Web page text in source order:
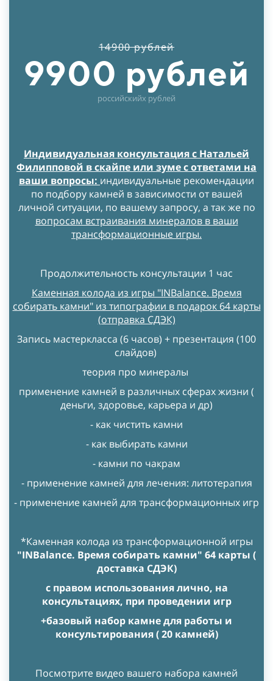
14900 рублей
9900 рублей
российскийх рублей
Индивидуальная консультация с Натальей
Филипповой в скайпе или зуме с ответами на
ваши вопросы: индивидуальные рекомендации
по подбору камней в зависимости от вашей
личной ситуации, по вашему запросу, а так же по
вопросам встраивания минералов в ваши
трансформационные игры.
Продолжительность консультации 1 час
Каменная колода из игры "INBalance. Время
собирать камни" из типографии в подарок 64 карты
(отправка СДЭК)
Запись мастеркласса (6 часов) + презентация (100
слайдов)
теория про минералы
применение камней в различных сферах жизни (
деньги, здоровье, карьера и др)
- как чистить камни
- как выбирать камни
- камни по чакрам
- применение камней для лечения: литотерапия
- применение камней для трансформационных игр
*Каменная колода из трансформационной игры
"INBalance. Время собирать камни" 64 карты (
доставка СДЭК)
с правом использования лично, на
консультациях, при проведении игр
+базовый набор камне для работы и
консультирования ( 20 камней)
Посмотрите видео вашего набора камней